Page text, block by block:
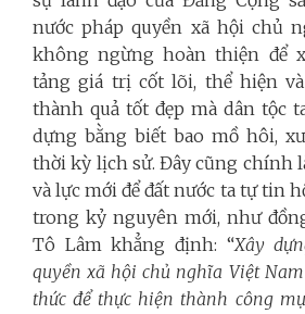
nước pháp quyền xã hội chủ
không ngừng hoàn thiện để
tảng giá trị cốt lõi, thể hiện
thành quả tốt đẹp mà dân tộc
dựng bằng biết bao mồ hôi,
thời kỳ lịch sử. Đây cũng chính
và lực mới để đất nước ta tự tin
trong kỷ nguyên mới, như
Tô Lâm khẳng định: “Xây
quyền xã hội chủ nghĩa Việt
thức để thực hiện thành công